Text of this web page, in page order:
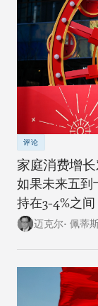
评论
家庭消费增
如果未来五到
持在3-4%之
限。迈克尔• 佩蒂